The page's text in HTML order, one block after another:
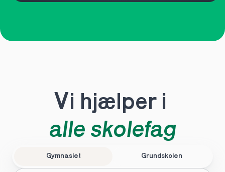
Vi hjælper i
alle skolefag
Gymnasiet Grundskolen